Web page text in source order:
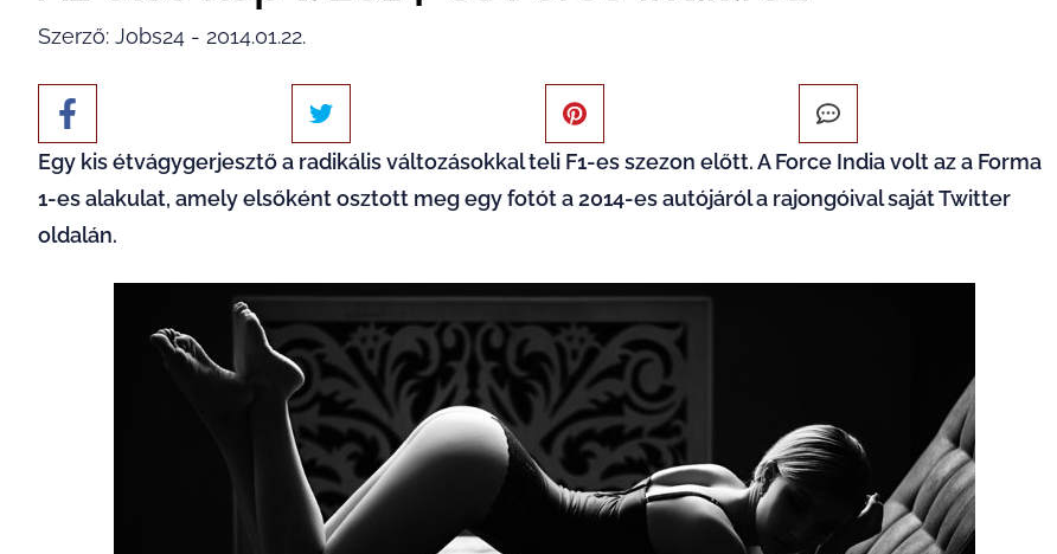
Szerző: Jobs24 - 2014.01.22.
Egy kis étvágygerjesztő a radikális változásokkal teli F1-es szezon előtt. A Force India volt az a Forma
1-es alakulat, amely elsőként osztott meg egy fotót a 2014-es autójáról a rajongóival saját Twitter
oldalán.